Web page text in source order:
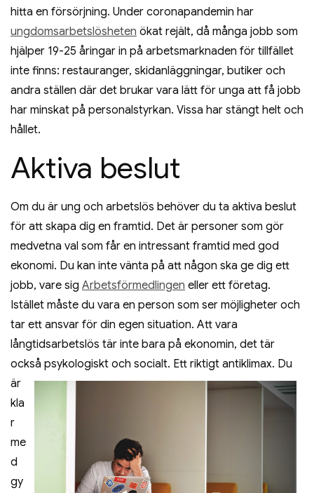
hitta en försörjning. Under coronapandemin har
ungdomsarbetslösheten ökat rejält, då många jobb som
hjälper 19-25 åringar in på arbetsmarknaden för tillfället
inte finns: restauranger, skidanläggningar, butiker och
andra ställen där det brukar vara lätt för unga att få jobb
har minskat på personalstyrkan. Vissa har stängt helt och
hållet.
Aktiva beslut
Om du är ung och arbetslös behöver du ta aktiva beslut
för att skapa dig en framtid. Det är personer som gör
medvetna val som får en intressant framtid med god
ekonomi. Du kan inte vänta på att någon ska ge dig ett
jobb, vare sig Arbetsförmedlingen eller ett företag.
Istället måste du vara en person som ser möjligheter och
tar ett ansvar för din egen situation. Att vara
långtidsarbetslös tär inte bara på ekonomin, det tär
också psykologiskt och socialt. Ett riktigt antiklimax. Du
är
kla
r
me
d
gy